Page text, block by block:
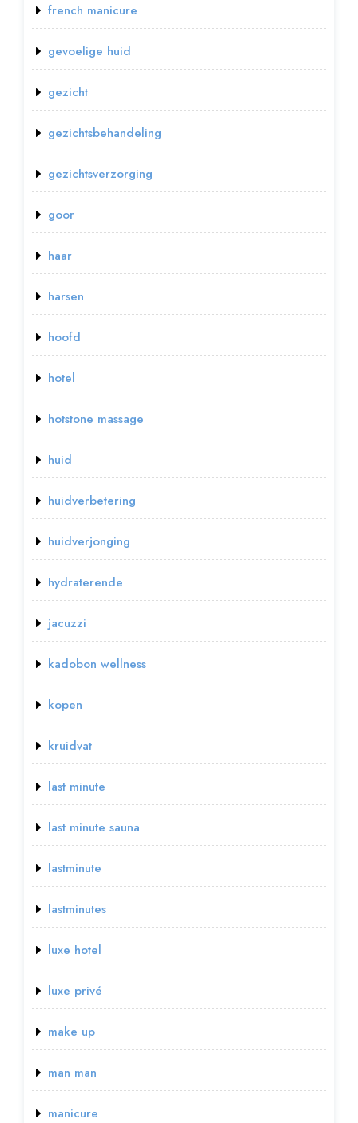
french manicure
gevoelige huid
gezicht
gezichtsbehandeling
gezichtsverzorging
goor
haar
harsen
hoofd
hotel
hotstone massage
huid
huidverbetering
huidverjonging
hydraterende
jacuzzi
kadobon wellness
kopen
kruidvat
last minute
last minute sauna
lastminute
lastminutes
luxe hotel
luxe privé
make up
man man
manicure